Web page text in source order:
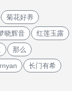
菊花好养
晓辉音 红莲玉露
那么
长门有希